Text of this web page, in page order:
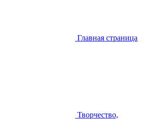
Главная страница
Творчество,